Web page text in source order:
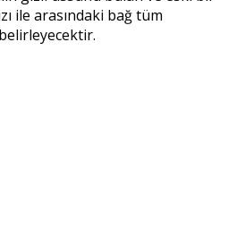
ile arasındaki bağ tüm